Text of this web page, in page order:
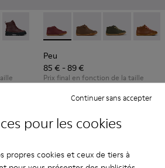
pour les cookies
propres cookies et ceux de tiers à
Continuer sans accepter
- Bottes à lacets en cuir bordeaux
035
- K900179-032
Brutus - K900179-031 - Bottines en
Brutus - K900179-027
Brutus - K900179-026
Brutus -Brutus -
Peu - 90019-113 - Burgundy
Peu - 90019-131
Peu - 90019-
Peu -
Peu
85 € - 89 €
Prix final en fonction de la taille